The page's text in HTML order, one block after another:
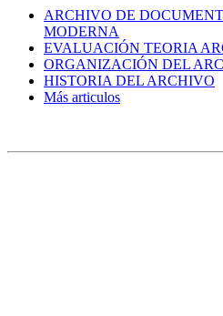
ARCHIVO DE
MODERNA
EVALUACIÓN TEORIA
ORGANIZACIÓN DEL
HISTORIA DEL ARCHIVO
Más articulos